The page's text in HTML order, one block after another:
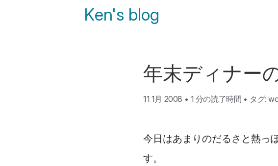
Ken's blog
年末ディナー
11 1月 2008 • 1 分の読了時間 • タグ:
今日はあまりのだるさと熱っ
す。